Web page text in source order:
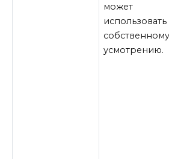
может
собственному
усмотрению.